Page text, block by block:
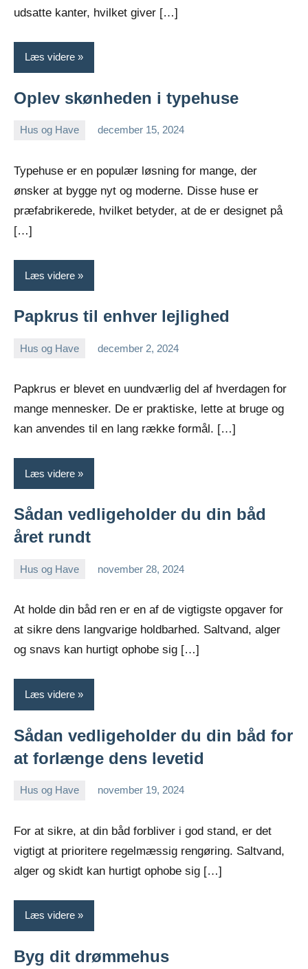
udsatte kanter, hvilket giver […]
Læs videre
Oplev skønheden i typehuse
Hus og Have december 15, 2024
Typehuse er en populær løsning for mange, der
ønsker at bygge nyt og moderne. Disse huse er
præfabrikerede, hvilket betyder, at de er designet på
[…]
Læs videre
Papkrus til enhver lejlighed
Hus og Have december 2, 2024
Papkrus er blevet en uundværlig del af hverdagen for
mange mennesker. De er praktiske, lette at bruge og
kan anvendes til en lang række formål. […]
Læs videre
Sådan vedligeholder du din båd
året rundt
Hus og Have november 28, 2024
At holde din båd ren er en af de vigtigste opgaver for
at sikre dens langvarige holdbarhed. Saltvand, alger
og snavs kan hurtigt ophobe sig […]
Læs videre
Sådan vedligeholder du din båd for
at forlænge dens levetid
Hus og Have november 19, 2024
For at sikre, at din båd forbliver i god stand, er det
vigtigt at prioritere regelmæssig rengøring. Saltvand,
alger og skidt kan hurtigt ophobe sig […]
Læs videre
Byg dit drømmehus